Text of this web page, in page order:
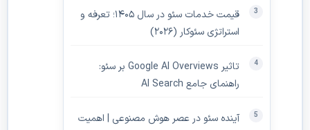
قیمت خدمات سئو در سال ۱۴۰۵؛ تعرفه و
استراتژی سئوکار (۲۰۲۶)
تاثیر Google AI Overviews بر سئو:
راهنمای جامع AI Search
آینده سئو در عصر هوش مصنوعی | اهمیت